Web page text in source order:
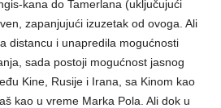
kana do Tamerlana (uključujući
zapanjujući izuzetak od ovoga. Ali
distancu i unapredila mogućnosti
sada postoji mogućnost jasnog
Kine, Rusije i Irana, sa Kinom kao
kao u vreme Marka Pola. Ali dok u